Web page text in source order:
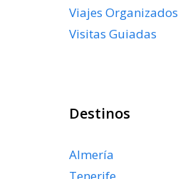
Viajes Organizados
Visitas Guiadas
Destinos
Almería